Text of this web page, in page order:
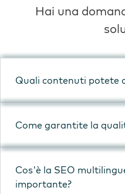
Hai una
Quali contenuti potete
Come garantite la
Cos'è la SEO
importante?